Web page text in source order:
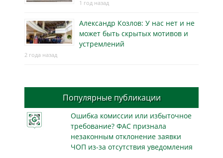
1 год назад
Александр Козлов: У нас нет и не
может быть скрытых мотивов и
устремлений
2 года назад
Популярные публикации
Ошибка комиссии или избыточное
требование? ФАС признала
незаконным отклонение заявки
ЧОП из-за отсутствия уведомления